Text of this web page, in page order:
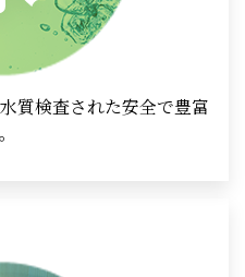
質検査された安全で豊富